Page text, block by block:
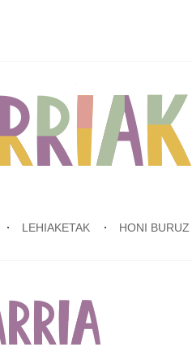
LEHIAKETAK HONI BURUZ